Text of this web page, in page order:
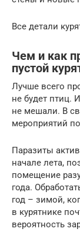
Все детали
Чем и как
пустой
Лучше всего
не будет птиц.
не мешали. В
мероприятий
Паразиты
начале лета,
помещение
года.
год – зимой,
в курятнике
вероятность